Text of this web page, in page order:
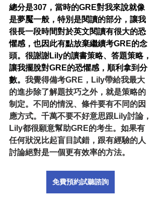
總分是307，當時的GRE對我來說就像
是夢魘一般，特別是閱讀的部分，讓我
很長一段時間對於英文閱讀有很大的恐
懼感，也因此有點放棄繼續考GRE的念
頭。很謝謝Lily的讀書策略、答題策略，
讓我擺脫對GRE的恐懼感，順利拿到分
數。 我覺得備考GRE，Lily帶給我最大
的進步除了解題技巧之外，就是策略的
制定。不同的情況、條件要有不同的因
應方式。千萬不要不好意思跟Lily討論，
Lily都很願意幫助GRE的考生。如果有
任何狀況比起盲目試錯，跟有經驗的人
討論絕對是一個更有效率的方法。
免費預約試聽諮詢